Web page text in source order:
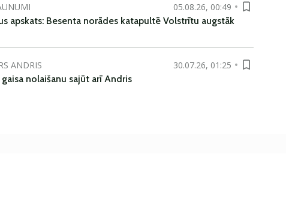
05.08.26, 00:49
apskats: Besenta norādes katapultē Volstrītu augstāk
ANDRIS
30.07.26, 01:25
nolaišanu sajūt arī Andris